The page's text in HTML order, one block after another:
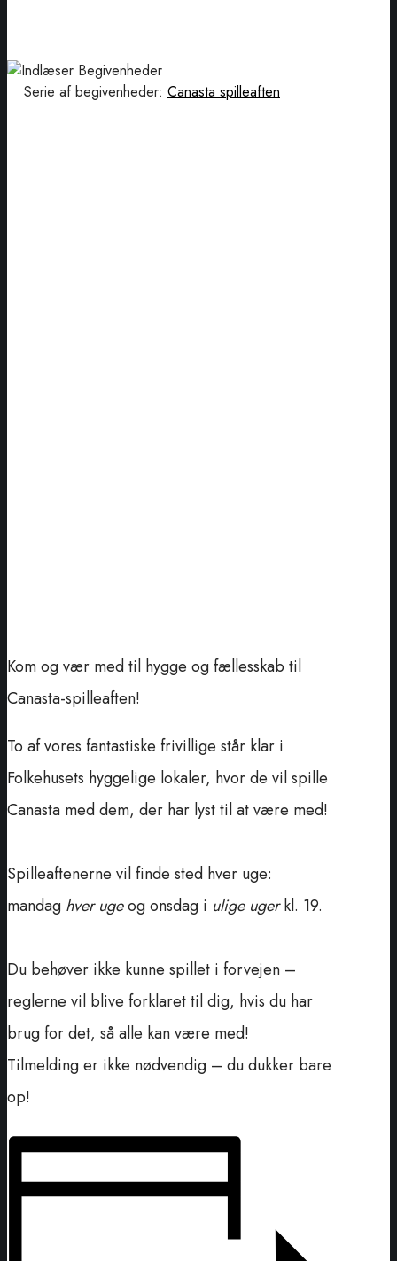
Serie af begivenheder: Canasta spilleaften
Kom og vær med til hygge og fællesskab til
Canasta-spilleaften!
To af vores fantastiske frivillige står klar i
Folkehusets hyggelige lokaler, hvor de vil spille
Canasta med dem, der har lyst til at være med!
Spilleaftenerne vil finde sted hver uge:
mandag hver ugeog onsdag i ulige ugerkl. 19.
Du behøver ikke kunne spillet i forvejen –
reglerne vil blive forklaret til dig, hvis du har
brug for det, så alle kan være med!
Tilmelding er ikke nødvendig – du dukker bare
op!